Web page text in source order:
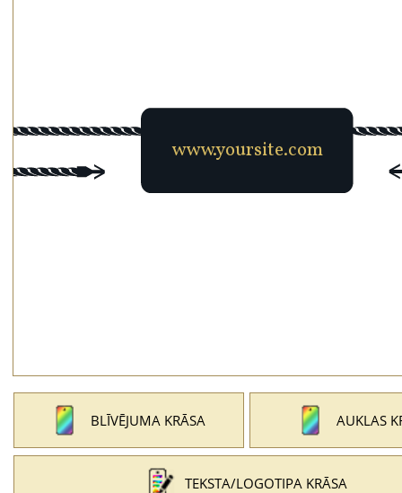
BLĪVĒJUMA KRĀSA AUKLAS
TEKSTA/LOGOTIPA KRĀSA